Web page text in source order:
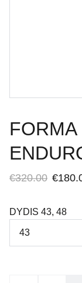
€320.00
DYDIS 43, 48